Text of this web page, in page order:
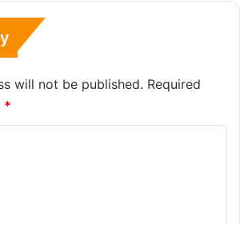
will not be published. Required
*